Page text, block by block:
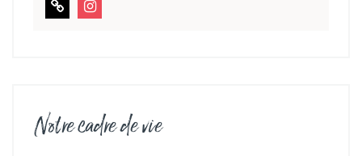
Notre cadre de vie